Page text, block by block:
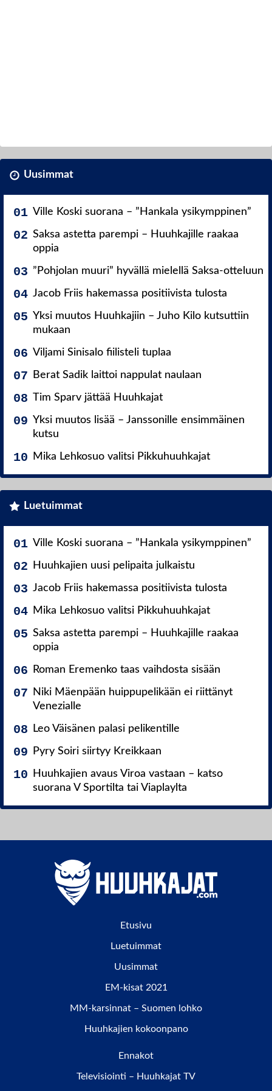
Uusimmat
Ville Koski suorana – ”Hankala ysikymppinen”
Saksa astetta parempi – Huuhkajille raakaa
oppia
”Pohjolan muuri” hyvällä mielellä Saksa-otteluun
Jacob Friis hakemassa positiivista tulosta
Yksi muutos Huuhkajiin – Juho Kilo kutsuttiin
mukaan
Viljami Sinisalo fiilisteli tuplaa
Berat Sadik laittoi nappulat naulaan
Tim Sparv jättää Huuhkajat
Yksi muutos lisää – Janssonille ensimmäinen
kutsu
Mika Lehkosuo valitsi Pikkuhuuhkajat
Luetuimmat
Ville Koski suorana – ”Hankala ysikymppinen”
Huuhkajien uusi pelipaita julkaistu
Jacob Friis hakemassa positiivista tulosta
Mika Lehkosuo valitsi Pikkuhuuhkajat
Saksa astetta parempi – Huuhkajille raakaa
oppia
Roman Eremenko taas vaihdosta sisään
Niki Mäenpään huippupelikään ei riittänyt
Venezialle
Leo Väisänen palasi pelikentille
Pyry Soiri siirtyy Kreikkaan
Huuhkajien avaus Viroa vastaan – katso
suorana V Sportilta tai Viaplaylta
Etusivu
Luetuimmat
Uusimmat
EM-kisat 2021
MM-karsinnat – Suomen lohko
Huuhkajien kokoonpano
Ennakot
Televisiointi – Huuhkajat TV